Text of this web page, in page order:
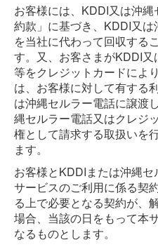
お客様には、KDDI又は沖
約款」に基づき、KDDI又
を当社に代わって回収する
す。又、お客さまがKDDI
等をクレジットカードによ
は、お客様に対して有する
は沖縄セルラー電話に譲渡
縄セルラー電話又はクレジ
権として請求する取扱いを
ます。
お客様とKDDIまたは沖縄
サービスのご利用に係る契
る上で必要となる契約が、
場合、当該の日をもって本
なるものとします。